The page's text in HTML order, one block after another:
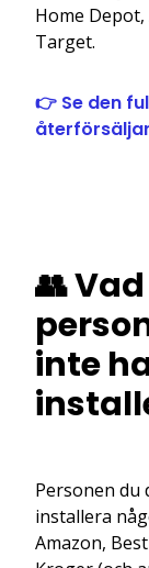
Home
Target.
👉 Se den
👥
inte
Personen du
installera
Amazon,